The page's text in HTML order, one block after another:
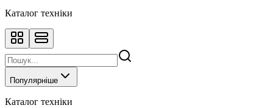
Каталог техніки
Популярніше
Каталог техніки